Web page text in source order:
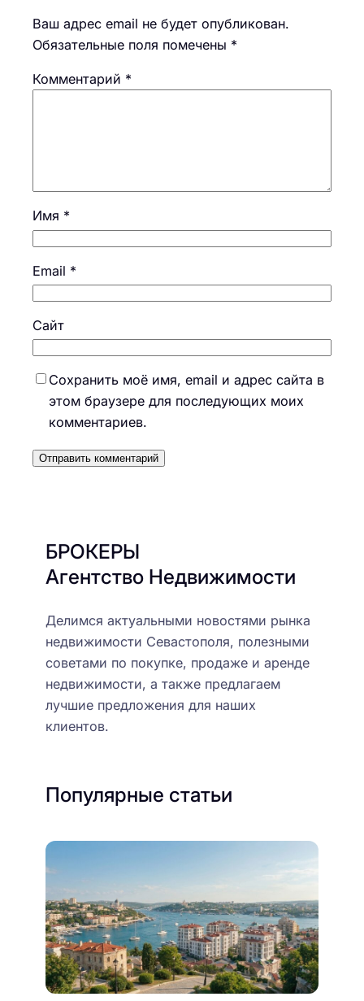
Ваш адрес email не будет опубликован.
Обязательные поля помечены *
Комментарий *
Имя *
Email *
Сайт
Сохранить моё имя, email и адрес сайта в
этом браузере для последующих моих
комментариев.
БРОКЕРЫ
Агентство Недвижимости
Делимся актуальными новостями рынка
недвижимости Севастополя, полезными
советами по покупке, продаже и аренде
недвижимости, а также предлагаем
лучшие предложения для наших
клиентов.
Популярные статьи